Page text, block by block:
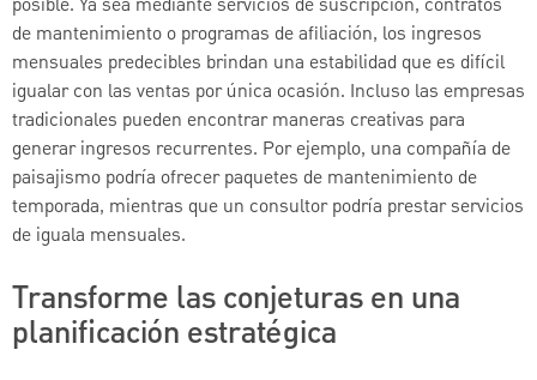
de mantenimiento o programas de afiliación, los ingresos
mensuales predecibles brindan una estabilidad que es difícil
igualar con las ventas por única ocasión. Incluso las empresas
tradicionales pueden encontrar maneras creativas para
generar ingresos recurrentes. Por ejemplo, una compañía de
paisajismo podría ofrecer paquetes de mantenimiento de
temporada, mientras que un consultor podría prestar servicios
de iguala mensuales.
Transforme las conjeturas en una
planificación estratégica